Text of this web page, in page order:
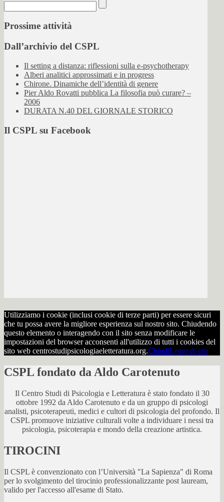
Prossime attività
Dall’archivio del CSPL
Il setting a distanza: riflessioni sulla e-psychotherapy
Alberi analitici approssimati e in progress
Chirone. Dinamiche dell’identità di genere
Pier Aldo Rovatti pubblica La filosofia può curare? –
2006
DURATA N.40 DEL GIORNALE STORICO
Il CSPL su Facebook
Utilizziamo i cookie (inclusi cookie di terze parti) per essere sicuri
che tu possa avere la migliore esperienza sul nostro sito. Chiudendo
questo elemento o interagendo con il sito senza modificare le
impostazioni del browser acconsenti all'utilizzo di tutti i cookies del
sito web centrostudipsicologiaeletteratura.org.ChiudiLeggi di più
CSPL fondato da Aldo Carotenuto
Il Centro Studi di Psicologia e Letteratura è stato fondato il 30
ottobre 1992 da Aldo Carotenuto e da un gruppo di psicologi
analisti, psicoterapeuti, medici e cultori di psicologia del profondo. Il
CSPL promuove iniziative culturali volte a individuare i nessi tra
psicologia, psicoterapia e mondo della creazione artistica.
TIROCINI
Il CSPL è convenzionato con l’Università "La Sapienza" di Roma
per lo svolgimento del tirocinio professionalizzante post lauream,
valido per l'accesso all'esame di Stato.